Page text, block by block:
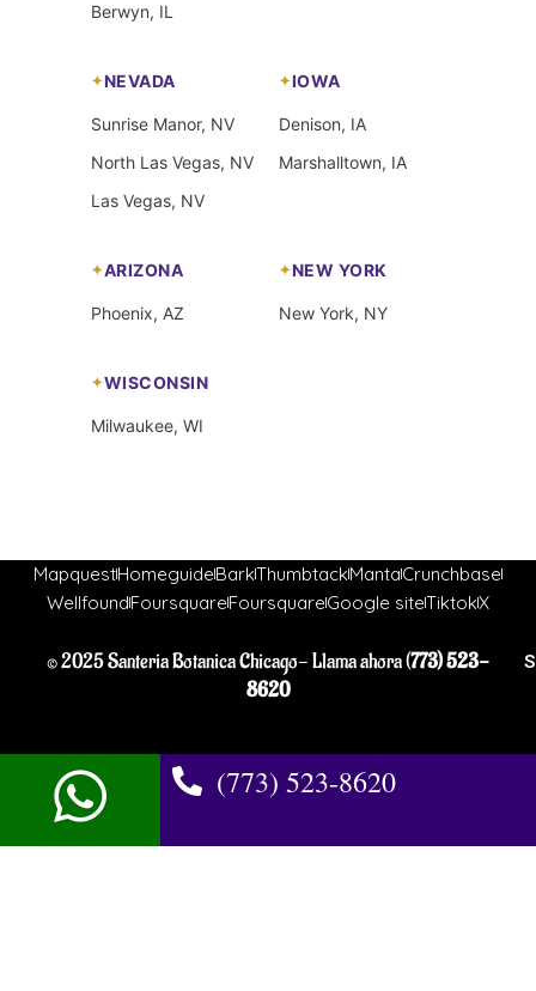
Berwyn, IL
NEVADA
Sunrise Manor, NV
North Las Vegas, NV
Las Vegas, NV
IOWA
Denison, IA
Marshalltown, IA
ARIZONA
Phoenix, AZ
NEW YORK
New York, NY
WISCONSIN
Milwaukee, WI
MapquestHomeguideBarkThumbtackMantaCrunchbase
WellfoundFoursquareFoursquareGoogle siteTiktokX
© 2025 Santeria Botanica Chicago- Llama ahora (773) 523-
8620
(773) 523-8620